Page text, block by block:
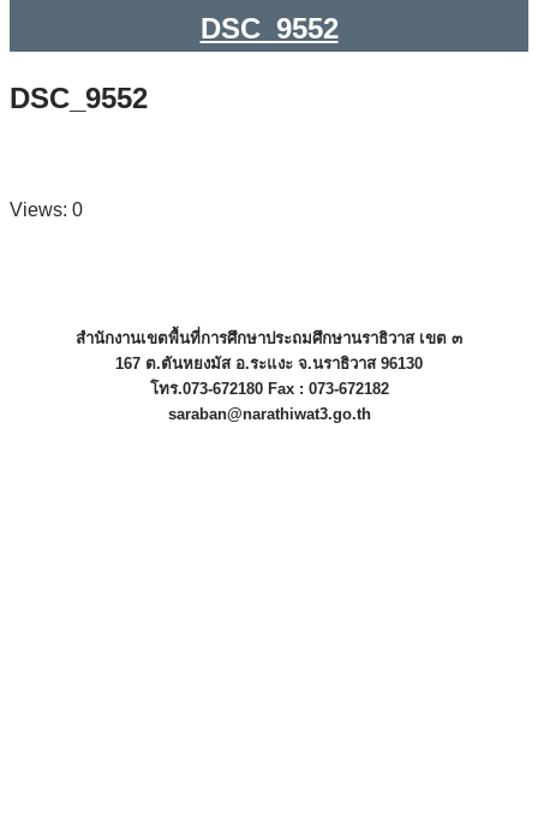
DSC_9552
DSC_9552
Views: 0
สำนักงานเขตพื้นที่การศึกษาประถมศึกษานราธิวาส เขต ๓
167 ต.ตันหยงมัส อ.ระแงะ จ.นราธิวาส 96130
โทร.073-672180 Fax : 073-672182
saraban@narathiwat3.go.th